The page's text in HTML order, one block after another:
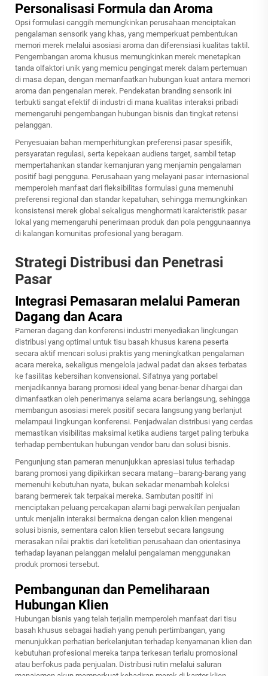
Personalisasi Formula dan Aroma
Opsi formulasi canggih memungkinkan perusahaan menciptakan
pengalaman sensorik yang khas, yang memperkuat pembentukan
memori merek melalui asosiasi aroma dan diferensiasi kualitas taktil.
Pengembangan aroma khusus memungkinkan merek menetapkan
tanda olfaktori unik yang memicu pengingat merek dalam pertemuan
di masa depan, dengan memanfaatkan hubungan kuat antara memori
aroma dan pengenalan merek. Pendekatan branding sensorik ini
terbukti sangat efektif di industri di mana kualitas interaksi pribadi
memengaruhi pengembangan hubungan bisnis dan tingkat retensi
pelanggan.
Penyesuaian bahan memperhitungkan preferensi pasar spesifik,
persyaratan regulasi, serta kepekaan audiens target, sambil tetap
mempertahankan standar kemanjuran yang menjamin pengalaman
positif bagi pengguna. Perusahaan yang melayani pasar internasional
memperoleh manfaat dari fleksibilitas formulasi guna memenuhi
preferensi regional dan standar kepatuhan, sehingga memungkinkan
konsistensi merek global sekaligus menghormati karakteristik pasar
lokal yang memengaruhi penerimaan produk dan pola penggunaannya
di kalangan komunitas profesional yang beragam.
Strategi Distribusi dan Penetrasi
Pasar
Integrasi Pemasaran melalui Pameran
Dagang dan Acara
Pameran dagang dan konferensi industri menyediakan lingkungan
distribusi yang optimal untuk tisu basah khusus karena peserta
secara aktif mencari solusi praktis yang meningkatkan pengalaman
acara mereka, sekaligus mengelola jadwal padat dan akses terbatas
ke fasilitas kebersihan konvensional. Sifatnya yang portabel
menjadikannya barang promosi ideal yang benar-benar dihargai dan
dimanfaatkan oleh penerimanya selama acara berlangsung, sehingga
membangun asosiasi merek positif secara langsung yang berlanjut
melampaui lingkungan konferensi. Penjadwalan distribusi yang cerdas
memastikan visibilitas maksimal ketika audiens target paling terbuka
terhadap pembentukan hubungan vendor baru dan solusi bisnis.
Pengunjung stan pameran menunjukkan apresiasi tulus terhadap
barang promosi yang dipikirkan secara matang—barang-barang yang
memenuhi kebutuhan nyata, bukan sekadar menambah koleksi
barang bermerek tak terpakai mereka. Sambutan positif ini
menciptakan peluang percakapan alami bagi perwakilan penjualan
untuk menjalin interaksi bermakna dengan calon klien mengenai
solusi bisnis, sementara calon klien tersebut secara langsung
merasakan nilai praktis dari ketelitian perusahaan dan orientasinya
terhadap layanan pelanggan melalui pengalaman menggunakan
produk promosi tersebut.
Pembangunan dan Pemeliharaan
Hubungan Klien
Hubungan bisnis yang telah terjalin memperoleh manfaat dari tisu
basah khusus sebagai hadiah yang penuh pertimbangan, yang
menunjukkan perhatian berkelanjutan terhadap kenyamanan klien dan
kebutuhan profesional mereka tanpa terkesan terlalu promosional
atau berfokus pada penjualan. Distribusi rutin melalui saluran